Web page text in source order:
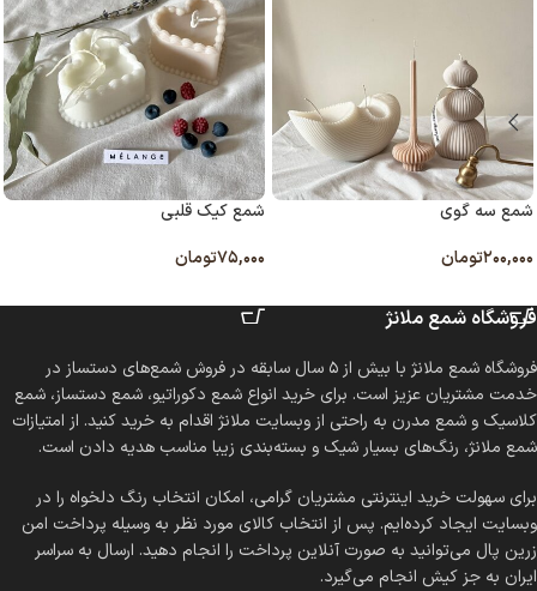
شمع سه گوی
۲۰۰,۰۰۰تومان
شمع کیک قلبی
۷۵,۰۰۰تومان
فروشگاه شمع ملانژ
فروشگاه شمع ملانژ با بیش از ۵ سال سابقه در فروش شمع‌های دستساز در
خدمت مشتریان عزیز است. برای خرید انواع شمع دکوراتیو، شمع دستساز، شمع
کلاسیک و شمع مدرن به راحتی از وبسایت ملانژ اقدام به خرید کنید. از امتیازات
شمع ملانژ، رنگ‌های بسیار شیک و بسته‌بندی زیبا مناسب هدیه دادن است.
برای سهولت خرید اینترنتی مشتریان گرامی، امکان انتخاب رنگ دلخواه را در
وبسایت ایجاد کرده‌ایم. پس از انتخاب کالای مورد نظر به وسیله پرداخت امن
زرین پال می‌توانید به صورت آنلاین پرداخت را انجام دهید. ارسال به سراسر
ایران به جز کیش انجام می‌گیرد.